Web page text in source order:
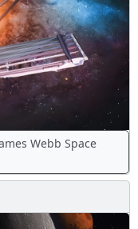
Webb Space